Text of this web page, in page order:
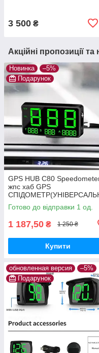
3 500 ₴
Акційні пропозиції
Новинка
–5%
Подарунок
GPS HUB C80
жпс хаб GPS
Й)
Готово до відправки 1 од.
1 187,50 ₴ 1 250 ₴
Купити
обновленная версия
–5%
Подарунок